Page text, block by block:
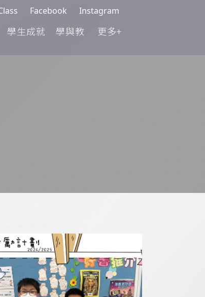
Facebook Instagram
學生成就 學與教 更多+